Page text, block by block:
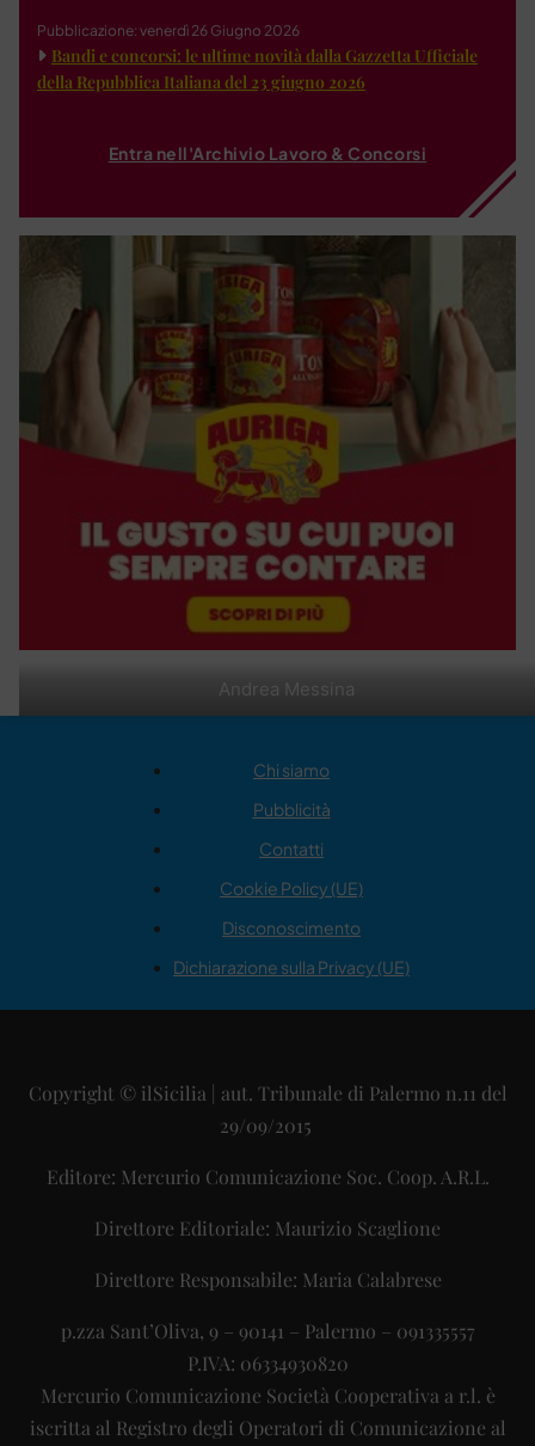
Andrea Messina
Pubblicazione: venerdì 26 Giugno 2026
Bandi e concorsi: le ultime novità dalla Gazzetta Ufficiale
della Repubblica Italiana del 23 giugno 2026
Entra nell'Archivio Lavoro & Concorsi
Chi siamo
Pubblicità
Contatti
Cookie Policy (UE)
Disconoscimento
Dichiarazione sulla Privacy (UE)
Copyright © ilSicilia | aut. Tribunale di Palermo n.11 del
29/09/2015
Editore: Mercurio Comunicazione Soc. Coop. A.R.L.
Direttore Editoriale: Maurizio Scaglione
Direttore Responsabile: Maria Calabrese
p.zza Sant’Oliva, 9 – 90141 – Palermo – 091335557
P.IVA: 06334930820
Mercurio Comunicazione Società Cooperativa a r.l. è
iscritta al Registro degli Operatori di Comunicazione al